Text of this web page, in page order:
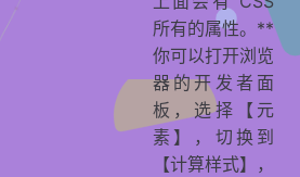
所有的属性。**
你可以打开浏览
器的开发者面
板，选择【元
素】，切换到
【计算样式】，